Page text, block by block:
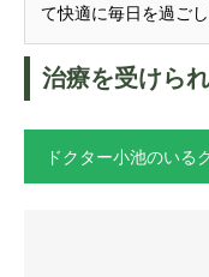
て快適に毎日を過ご
治療を受けら
ドクター小池のいる